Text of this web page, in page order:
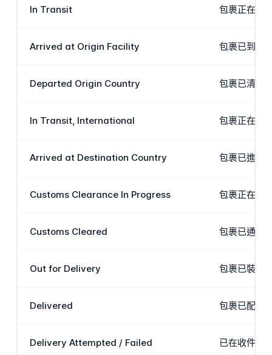
In Transit 包裹正在承
Arrived at Origin Facility 包裹已到達
Departed Origin Country 包裹已清理
In Transit, International 包裹正在主
Arrived at Destination Country 包裹已進入
Customs Clearance In Progress 包裹正在目
Customs Cleared 包裹已通過
Out for Delivery 包裹已裝載
Delivered 包裹已配送
Delivery Attempted / Failed 已在收件人